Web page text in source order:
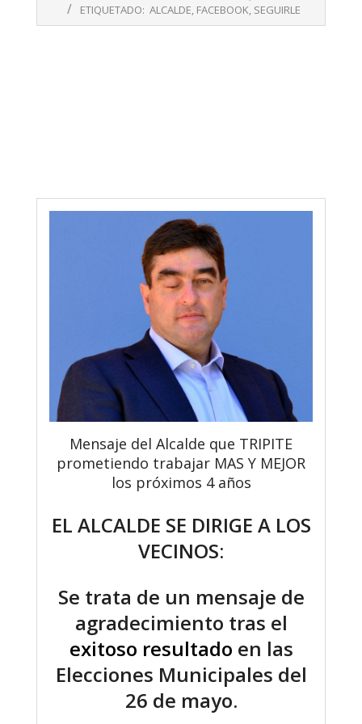
ETIQUETADO: ALCALDE FACEBOOK SEGUIRLE
Mensaje del Alcalde que TRIPITE
prometiendo trabajar MAS Y MEJOR
los próximos 4 años
EL ALCALDE SE DIRIGE A LOS
VECINOS:
Se trata de un mensaje de
agradecimiento tras el
exitoso resultado en las
Elecciones Municipales del
26 de mayo.